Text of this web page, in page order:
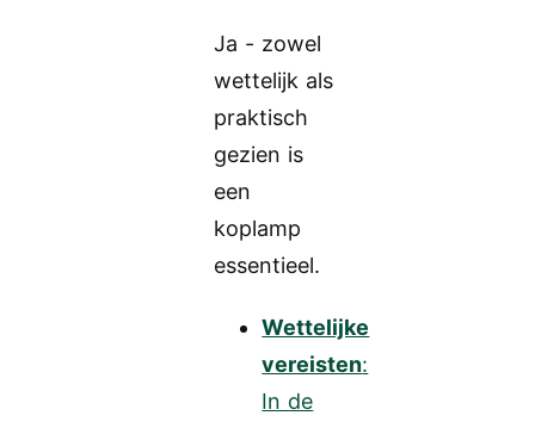
Ja - zowel
wettelijk als
praktisch
gezien is
een
koplamp
essentieel.
Wettelijke
vereisten:
In de